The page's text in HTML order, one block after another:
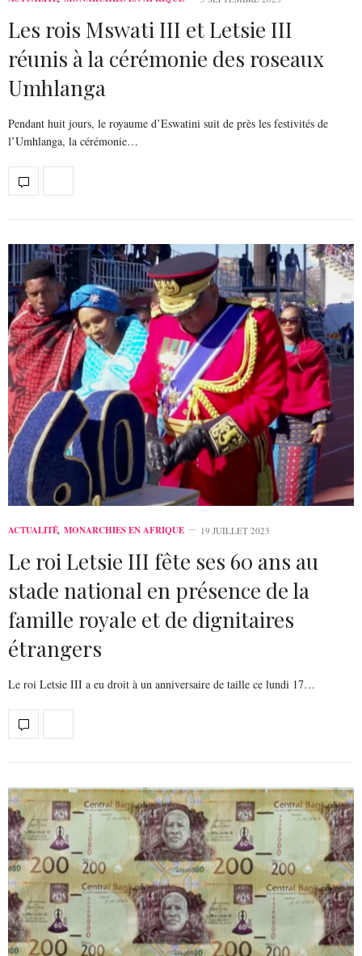
Les rois Mswati III et Letsie III
réunis à la cérémonie des roseaux
Umhlanga
Pendant huit jours, le royaume d’Eswatini suit de près les festivités de
l’Umhlanga, la cérémonie…
ACTUALITÉ, MONARCHIES EN AFRIQUE 19 JUILLET 2023
Le roi Letsie III fête ses 60 ans au
stade national en présence de la
famille royale et de dignitaires
étrangers
Le roi Letsie III a eu droit à un anniversaire de taille ce lundi 17…